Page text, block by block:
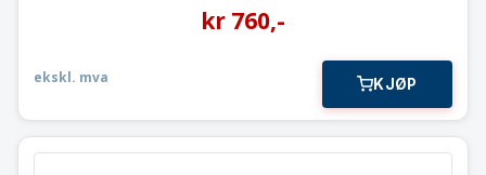
kr 760,-
ekskl. mva KJØP